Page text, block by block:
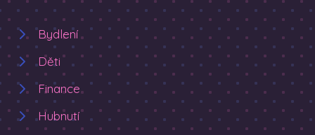
Bydlení
Děti
Finance
Hubnutí